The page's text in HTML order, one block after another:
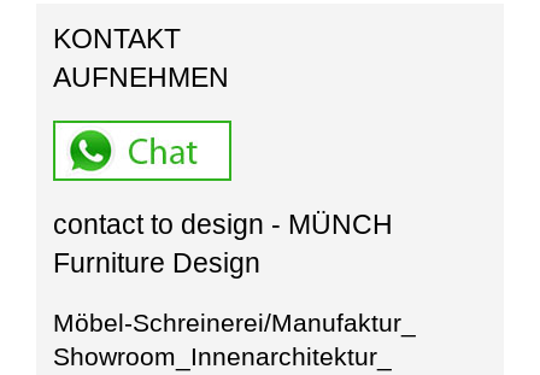
KONTAKT
AUFNEHMEN
contact to design - MÜNCH
Furniture Design
Möbel-Schreinerei/Manufaktur_
Showroom_Innenarchitektur_